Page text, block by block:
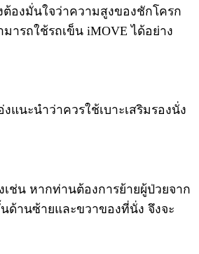
องมั่นใจว่าความสูงของชักโครก
รถใช้รถเข็น iMOVE ได้อย่าง
นะนำว่าควรใช้เบาะเสริมรองนั่ง
ช่น หากท่านต้องการย้ายผู้ป่วยจาก
ด้านซ้ายและขวาของที่นั่ง จึงจะ